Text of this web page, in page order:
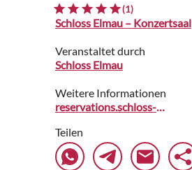
(1)
Schloss Elmau – Konzertsaal
Veranstaltet durch
Schloss Elmau
Weitere Informationen
reservations.schloss-elmau.de
Teilen